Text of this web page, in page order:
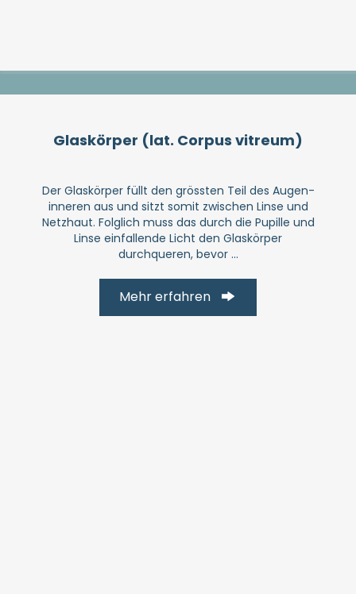
Glas­körper (lat. Corpus vitreum)
Der Glas­körper füllt den grössten Teil des Augen­
inneren aus und sitzt somit zwischen Linse und
Netzhaut. Folglich muss das durch die Pupille und
Linse ein­fallende Licht den Glas­körper
durchqueren, bevor ...
Mehr erfahren